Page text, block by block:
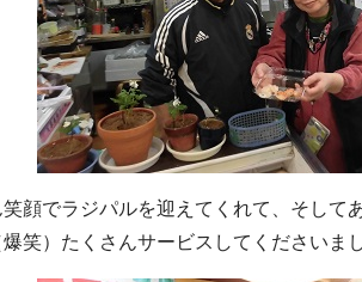
顔でラジパルを迎えてくれて、そして
笑）たくさんサービスしてくださいま